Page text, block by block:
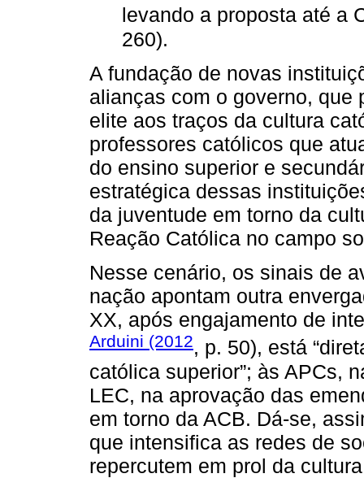
levando a proposta até a
260).
A fundação de novas
alianças com o governo, que
elite aos traços da cultura
professores católicos que
do ensino superior e
estratégica dessas
da juventude em torno da
Reação Católica no campo
Nesse cenário, os sinais de
nação apontam outra
XX, após engajamento de
Arduini (2012, p. 50), está
católica superior”; às APCs,
LEC, na aprovação das
em torno da ACB. Dá-se,
que intensifica as redes de
repercutem em prol da